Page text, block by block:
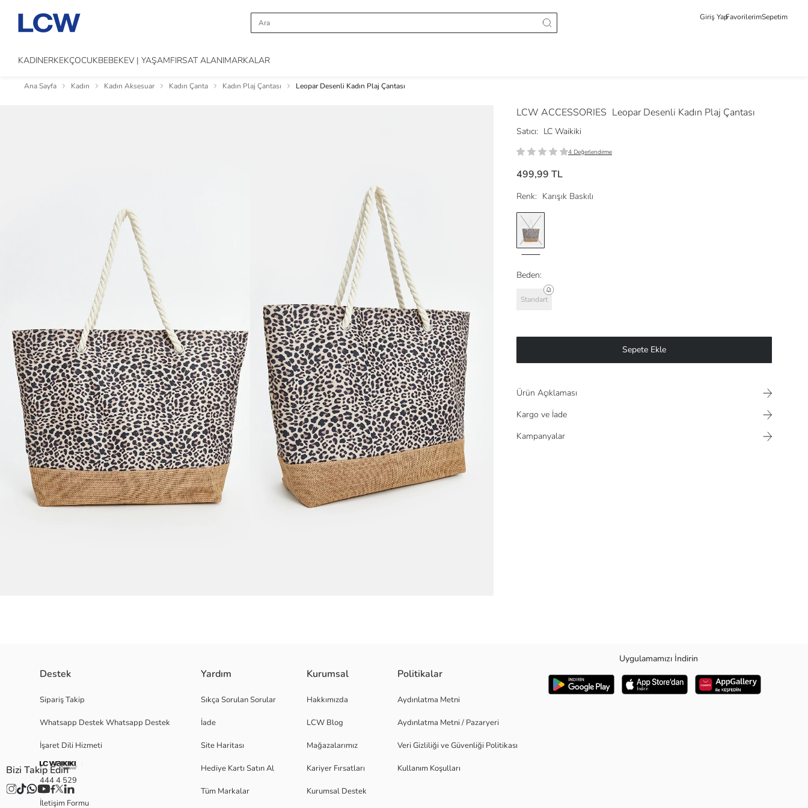
Giriş YapFavorilerimSepetim
KADINERKEKÇOCUKBEBEKEV | YAŞAMFIRSAT ALANIMARKALAR
Ana Sayfa Kadın Kadın Aksesuar Kadın Çanta Kadın Plaj Çantası Leopar Desenli Kadın Plaj Çantası
LCW ACCESSORIES Leopar Desenli Kadın Plaj Çantası
Satıcı: LC Waikiki
4 Değerlendirme
499,99 TL
Renk: Karışık Baskılı
Beden:
Standart
Sepete Ekle
Ürün Açıklaması
Kargo ve İade
Kampanyalar
Ana Kumaş:
Menşei:
Satıcı:
Marka:
Destek
Sipariş Takip
Whatsapp Destek Whatsapp Destek
İşaret Dili Hizmeti
444 4 529
İletişim Formu
Yardım
Sıkça Sorulan Sorular
İade
Site Haritası
Hediye Kartı Satın Al
Tüm Markalar
Kurumsal
Hakkımızda
LCW Blog
Mağazalarımız
Kariyer Fırsatları
Kurumsal Destek
Politikalar
Aydınlatma Metni
Aydınlatma Metni / Pazaryeri
Veri Gizliliği ve Güvenliği Politikası
Kullanım Koşulları
Uygulamamızı İndirin
Bizi Takip Edin